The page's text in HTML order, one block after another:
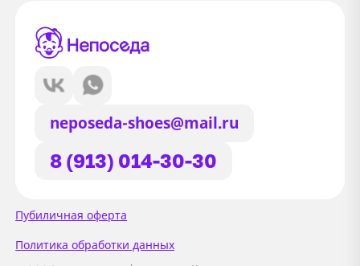
neposeda-shoes@mail.ru
8 (913) 014-30-30
Пубиличная оферта
Политика обработки данных
Сайт использует файлы Cookie
Мы используем файлы cookie и
сторонние сервисы (Yandex.Metrica и